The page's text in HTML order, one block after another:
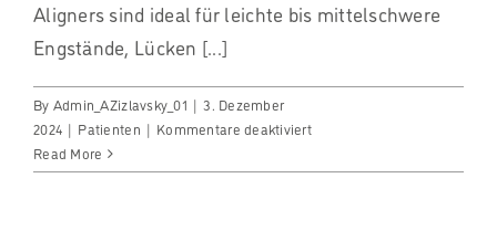
Aligners sind ideal für leichte bis mittelschwere
Engstände, Lücken [...]
By Admin_AZizlavsky_01 | 3. Dezember
2024 | Patienten | Kommentare deaktiviertfür
welche
Read More